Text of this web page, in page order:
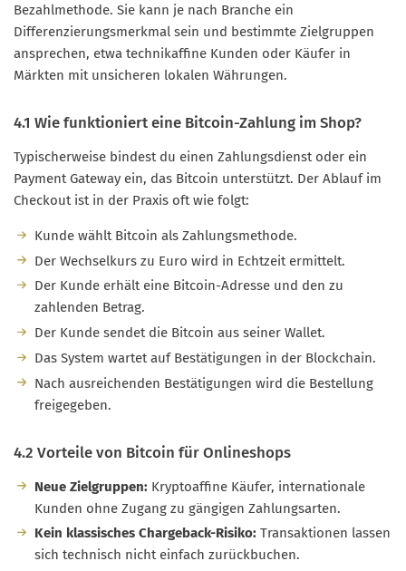
Bezahlmethode. Sie kann je nach Branche ein
Differenzierungsmerkmal sein und bestimmte Zielgruppen
ansprechen, etwa technikaffine Kunden oder Käufer in
Märkten mit unsicheren lokalen Währungen.
4.1 Wie funktioniert eine Bitcoin-Zahlung im Shop?
Typischerweise bindest du einen Zahlungsdienst oder ein
Payment Gateway ein, das Bitcoin unterstützt. Der Ablauf im
Checkout ist in der Praxis oft wie folgt:
Kunde wählt Bitcoin als Zahlungsmethode.
Der Wechselkurs zu Euro wird in Echtzeit ermittelt.
Der Kunde erhält eine Bitcoin-Adresse und den zu
zahlenden Betrag.
Der Kunde sendet die Bitcoin aus seiner Wallet.
Das System wartet auf Bestätigungen in der Blockchain.
Nach ausreichenden Bestätigungen wird die Bestellung
freigegeben.
4.2 Vorteile von Bitcoin für Onlineshops
Neue Zielgruppen: Kryptoaffine Käufer, internationale
Kunden ohne Zugang zu gängigen Zahlungsarten.
Kein klassisches Chargeback-Risiko: Transaktionen lassen
sich technisch nicht einfach zurückbuchen.